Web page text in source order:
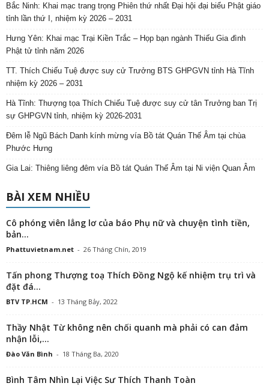
Bắc Ninh: Khai mạc trang trọng Phiên thứ nhất Đại hội đại biểu Phật giáo
tỉnh lần thứ I, nhiệm kỳ 2026 – 2031
Hưng Yên: Khai mạc Trại Kiền Trắc – Họp bạn ngành Thiếu Gia đình
Phật tử tỉnh năm 2026
TT. Thích Chiếu Tuệ được suy cử Trưởng BTS GHPGVN tỉnh Hà Tĩnh
nhiệm kỳ 2026 – 2031
Hà Tĩnh: Thượng tọa Thích Chiếu Tuệ được suy cử tân Trưởng ban Trị
sự GHPGVN tỉnh, nhiệm kỳ 2026-2031
Đêm lễ Ngũ Bách Danh kính mừng vía Bồ tát Quán Thế Âm tại chùa
Phước Hưng
Gia Lai: Thiêng liêng đêm vía Bồ tát Quán Thế Âm tại Ni viện Quan Âm
BÀI XEM NHIỀU
Cô phóng viên lẳng lơ của báo Phụ nữ và chuyện tình tiền,
bản...
Phattuvietnam.net - 26 Tháng Chín, 2019
Tấn phong Thượng toạ Thích Đồng Ngộ kế nhiệm trụ trì và
đặt đá...
BTV TP.HCM - 13 Tháng Bảy, 2022
Thầy Nhật Từ không nên chối quanh mà phải có can đảm
nhận lỗi,...
Đào Văn Bình - 18 Tháng Ba, 2020
Bình Tâm Nhìn Lại Việc Sư Thích Thanh Toàn